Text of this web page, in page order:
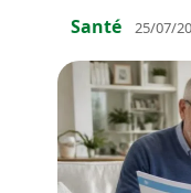
Santé 25/07/